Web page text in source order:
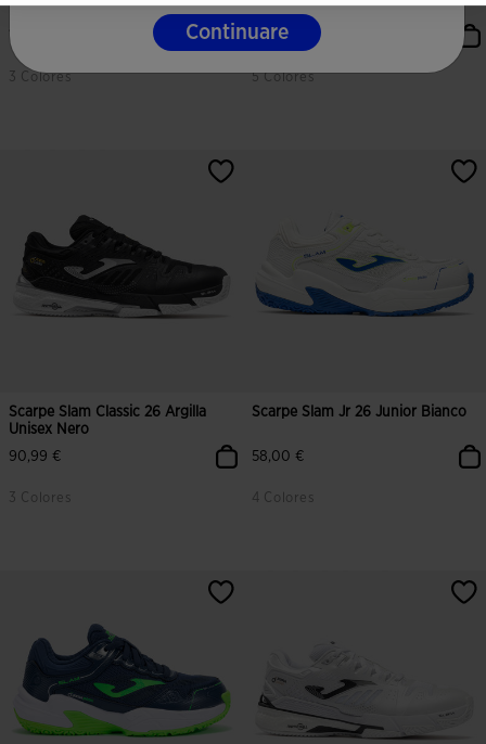
Uomo Turchese
120,00 €
3 Colores
79,99 €
5 Colores
Scarpe Slam Classic 26 Argilla
Unisex Nero
90,99 €
3 Colores
Scarpe Slam Jr 26 Junior Bianco
58,00 €
4 Colores
Continuare